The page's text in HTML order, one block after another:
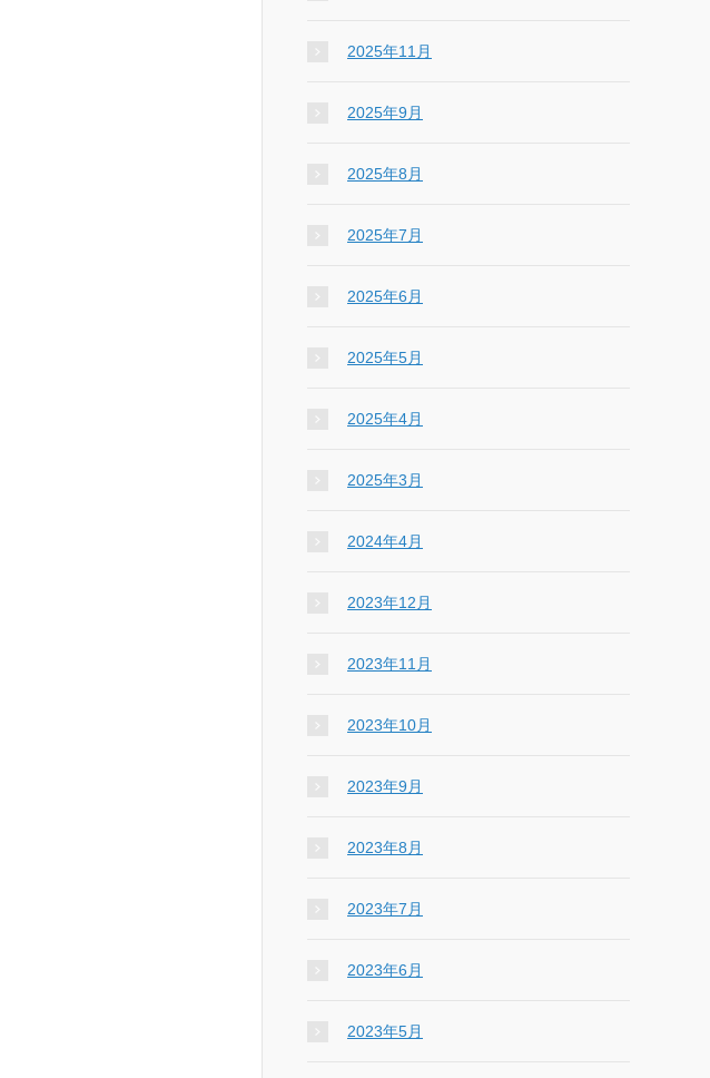
2025年11月
2025年9月
2025年8月
2025年7月
2025年6月
2025年5月
2025年4月
2025年3月
2024年4月
2023年12月
2023年11月
2023年10月
2023年9月
2023年8月
2023年7月
2023年6月
2023年5月